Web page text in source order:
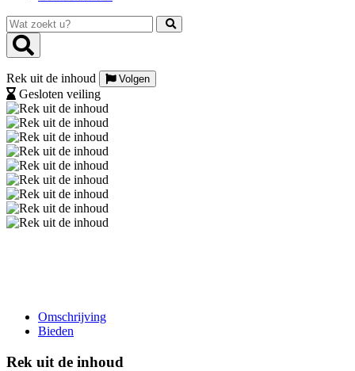
Wat
zoekt
u?
Rek uit de inhoud Volgen
Gesloten veiling
Omschrijving
Bieden
Rek uit de inhoud